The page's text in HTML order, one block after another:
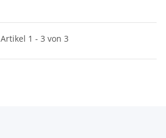
Artikel 1 - 3 von 3